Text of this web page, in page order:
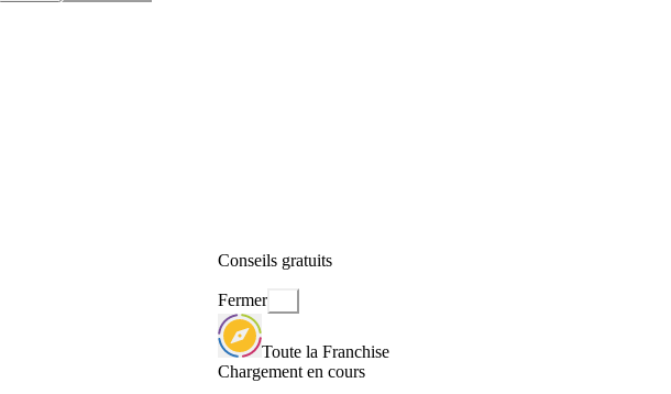
Conseils gratuits
Fermer
Toute la Franchise
Chargement en cours